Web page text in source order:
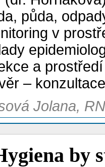
půda,
v
a
–
Jolana,
by